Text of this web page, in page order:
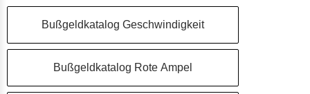
Bußgeldkatalog Geschwindigkeit
Bußgeldkatalog Rote Ampel